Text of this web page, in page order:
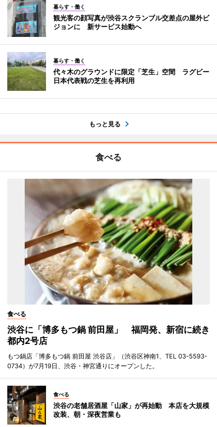
暮らす・働く
観光客の顔写真が渋谷スクランブル交差点の屋外ビ
ジョンに 新サービス始動へ
暮らす・働く
代々木のグラウンドに限定「芝生」空間 ラグビー
日本代表戦の芝生を再利用
もっと見る
食べる
食べる
渋谷に「博多もつ鍋 前田屋」 福岡発、新宿に続き
都内2号店
もつ鍋店「博多もつ鍋 前田屋 渋谷店」（渋谷区神南1、TEL 03-5593-
0734）が7月19日、渋谷・神宮通りにオープンした。
食べる
渋谷の老舗居酒屋「山家」が再始動 本店を大規模
改装、朝・深夜営業も